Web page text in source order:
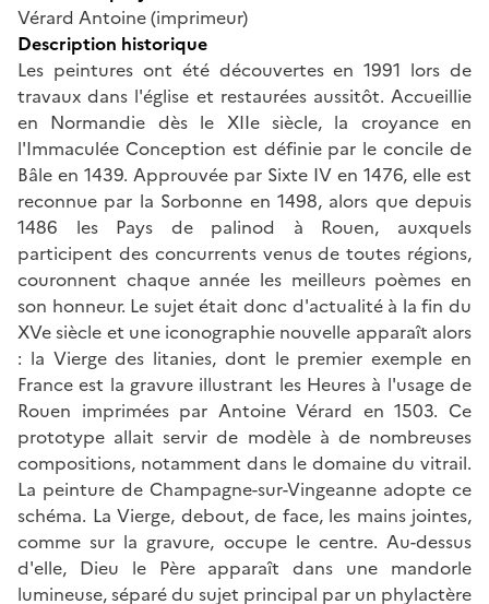
Vérard Antoine (imprimeur)
Description historique
Les peintures ont été découvertes en 1991 lors de
travaux dans l'église et restaurées aussitôt. Accueillie
en Normandie dès le XIIe siècle, la croyance en
l'Immaculée Conception est définie par le concile de
Bâle en 1439. Approuvée par Sixte IV en 1476, elle est
reconnue par la Sorbonne en 1498, alors que depuis
1486 les Pays de palinod à Rouen, auxquels
participent des concurrents venus de toutes régions,
couronnent chaque année les meilleurs poèmes en
son honneur. Le sujet était donc d'actualité à la fin du
XVe siècle et une iconographie nouvelle apparaît alors
: la Vierge des litanies, dont le premier exemple en
France est la gravure illustrant les Heures à l'usage de
Rouen imprimées par Antoine Vérard en 1503. Ce
prototype allait servir de modèle à de nombreuses
compositions, notamment dans le domaine du vitrail.
La peinture de Champagne-sur-Vingeanne adopte ce
schéma. La Vierge, debout, de face, les mains jointes,
comme sur la gravure, occupe le centre. Au-dessus
d'elle, Dieu le Père apparaît dans une mandorle
lumineuse, séparé du sujet principal par un phylactère